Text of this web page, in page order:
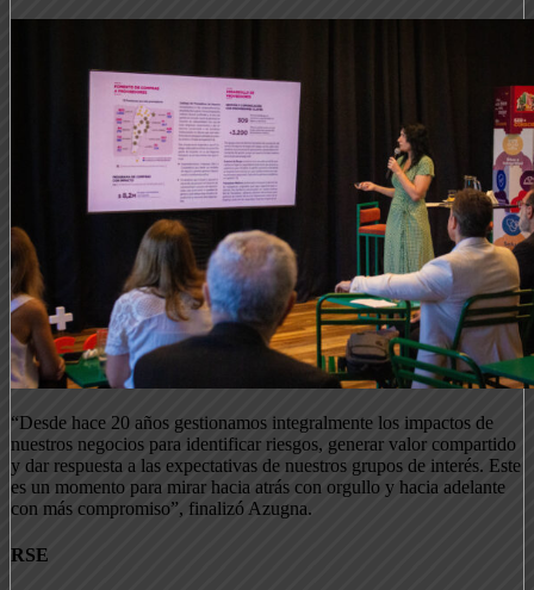
“Desde hace 20 años gestionamos integralmente los impactos de
nuestros negocios para identificar riesgos, generar valor compartido
y dar respuesta a las expectativas de nuestros grupos de interés. Este
es un momento para mirar hacia atrás con orgullo y hacia adelante
con más compromiso”, finalizó Azugna.
RSE